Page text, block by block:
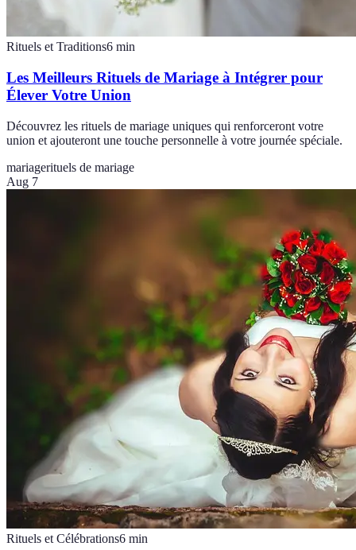
Rituels et Traditions6 min
Les Meilleurs Rituels de Mariage à Intégrer pour
Élever Votre Union
Découvrez les rituels de mariage uniques qui renforceront votre
union et ajouteront une touche personnelle à votre journée spéciale.
mariagerituels de mariage
Aug 7
Rituels et Célébrations6 min